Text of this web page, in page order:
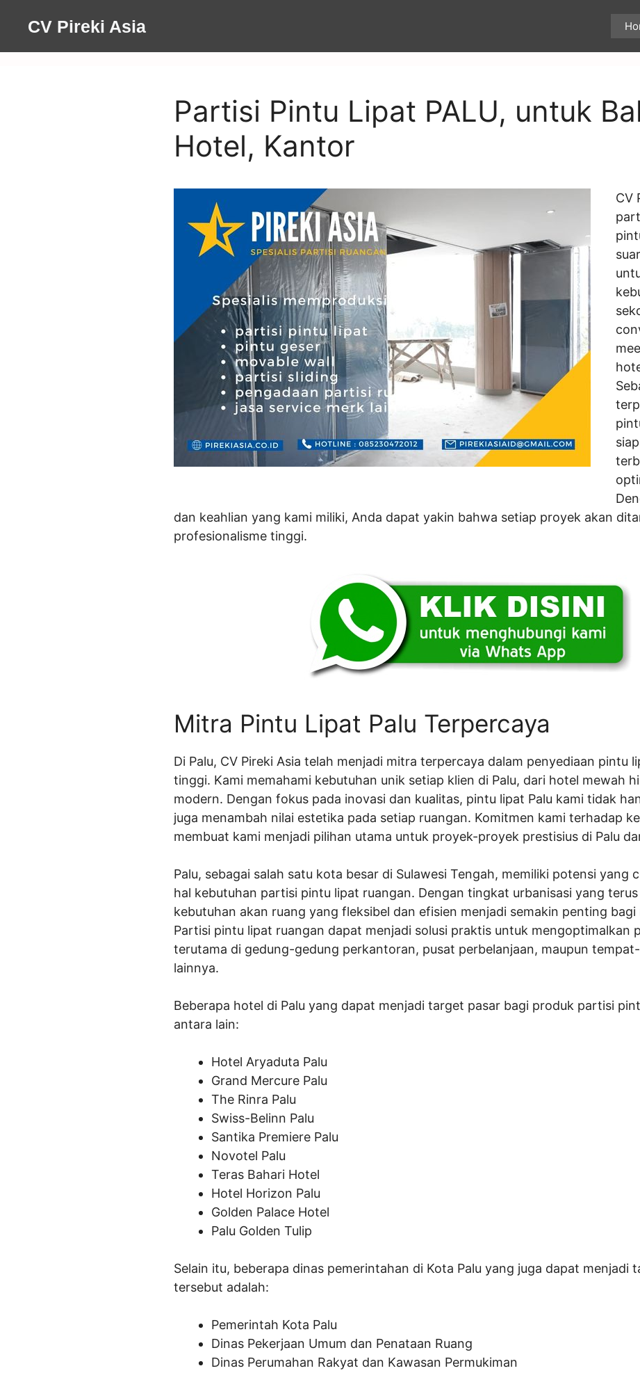
CV Pireki Asia
Partisi Pintu Lipat PALU, untuk
Hotel, Kantor
CV
dan keahlian yang kami miliki, Anda dapat yakin bahwa setiap proyek akan
profesionalisme tinggi.
Mitra Pintu Lipat Palu Terpercaya
Di Palu, CV Pireki Asia telah menjadi mitra terpercaya dalam penyediaan pintu
tinggi. Kami memahami kebutuhan unik setiap klien di Palu, dari hotel mewah
modern. Dengan fokus pada inovasi dan kualitas, pintu lipat Palu kami tidak
juga menambah nilai estetika pada setiap ruangan. Komitmen kami terhadap
membuat kami menjadi pilihan utama untuk proyek-proyek prestisius di Palu
Palu, sebagai salah satu kota besar di Sulawesi Tengah, memiliki potensi yang
hal kebutuhan partisi pintu lipat ruangan. Dengan tingkat urbanisasi yang
kebutuhan akan ruang yang fleksibel dan efisien menjadi semakin penting bagi
Partisi pintu lipat ruangan dapat menjadi solusi praktis untuk mengoptimalkan
terutama di gedung-gedung perkantoran, pusat perbelanjaan, maupun
lainnya.
Beberapa hotel di Palu yang dapat menjadi target pasar bagi produk partisi
antara lain:
Hotel Aryaduta Palu
Grand Mercure Palu
The Rinra Palu
Swiss-Belinn Palu
Santika Premiere Palu
Novotel Palu
Teras Bahari Hotel
Hotel Horizon Palu
Golden Palace Hotel
Palu Golden Tulip
Selain itu, beberapa dinas pemerintahan di Kota Palu yang juga dapat menjadi
tersebut adalah:
Pemerintah Kota Palu
Dinas Pekerjaan Umum dan Penataan Ruang
Dinas Perumahan Rakyat dan Kawasan Permukiman